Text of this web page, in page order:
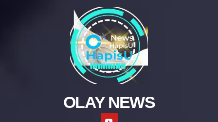
OLAY NEWS